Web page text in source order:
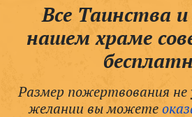
Все Таинства
нашем храме
Размер пожертвования не
желании вы можете